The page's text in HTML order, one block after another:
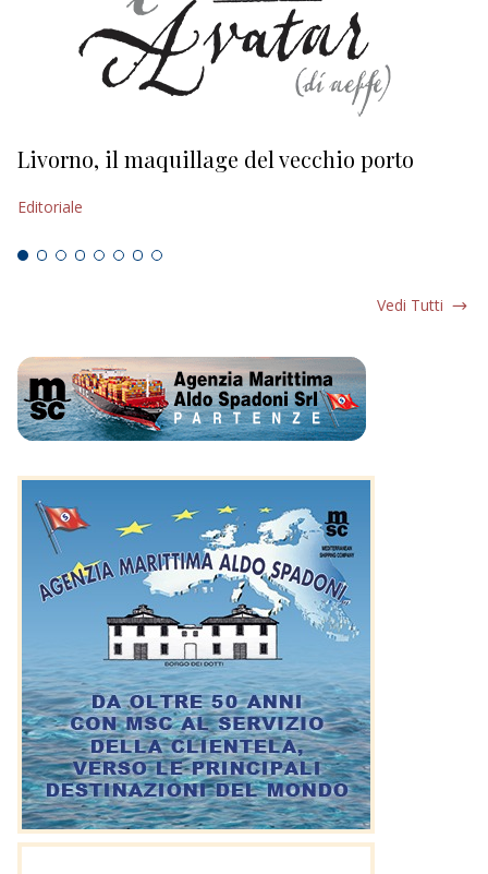
Livorno, il maquillage del vecchio porto
Editoriale
Vedi Tutti